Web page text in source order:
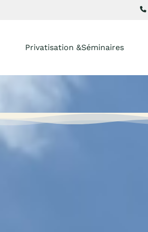
Privatisation &Séminaires